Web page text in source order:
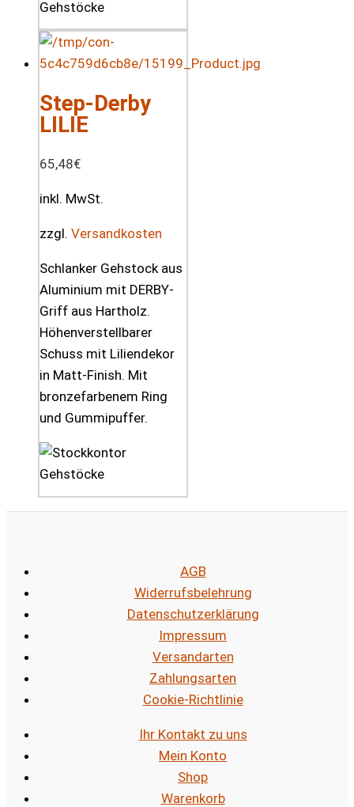
Step-Derby
LILIE
65,48€
inkl. MwSt.
zzgl. Versandkosten
Schlanker Gehstock aus
Aluminium mit DERBY-
Griff aus Hartholz.
Höhenverstellbarer
Schuss mit Liliendekor
in Matt-Finish. Mit
bronzefarbenem Ring
und Gummipuffer.
AGB
Widerrufsbelehrung
Datenschutzerklärung
Impressum
Versandarten
Zahlungsarten
Cookie-Richtlinie
Ihr Kontakt zu uns
Mein Konto
Shop
Warenkorb